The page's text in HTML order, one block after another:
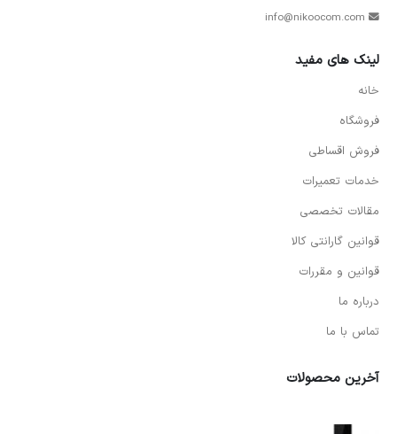
info@nikoocom.com
لینک های مفید
خانه
فروشگاه
فروش اقساطی
خدمات تعمیرات
مقالات تخصصی
قوانین گارانتی کالا
قوانین و مقررات
درباره ما
تماس با ما
آخرین محصولات